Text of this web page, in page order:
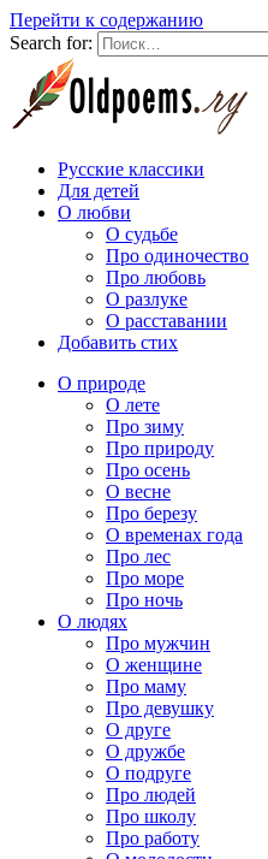
Перейти к содержанию
Search for:
Русские классики
Для детей
О любви
О судьбе
Про одиночество
Про любовь
О разлуке
О расставании
Добавить стих
О природе
О лете
Про зиму
Про природу
Про осень
О весне
Про березу
О временах года
Про лес
Про море
Про ночь
О людях
Про мужчин
О женщине
Про маму
Про девушку
О друге
О дружбе
О подруге
Про людей
Про школу
Про работу